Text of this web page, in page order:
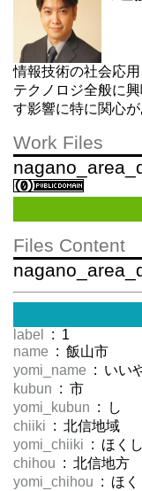
情報技術の社会応
テクノロジ全般に
す影響に特に関心が
Work Files
Files Content
label
: 1
name : 飯山市
yomi_name : いい
kubun : 市
yomi_kubun : し
chiiki : 北信地域
yomi_chiiki : ほく
chihou : 北信地方
yomi_chihou : ほく